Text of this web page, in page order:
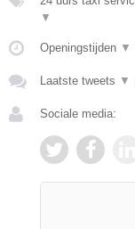
▼
Openingstijden ▼
Laatste tweets ▼
Sociale media: